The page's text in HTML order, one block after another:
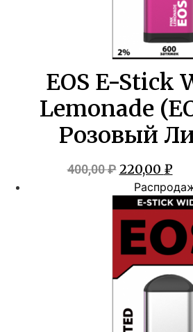
EOS E-Stick
Lemonade
Розовый
400,00₽
цена
400,00 ₽.
220,00 ₽